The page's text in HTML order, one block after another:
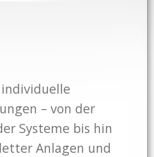
– von der
Systeme bis hin
Anlagen und